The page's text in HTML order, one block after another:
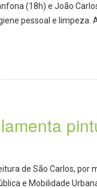
(18h) e João
pessoal e limpeza.
de São Carlos, por
e Mobilidade